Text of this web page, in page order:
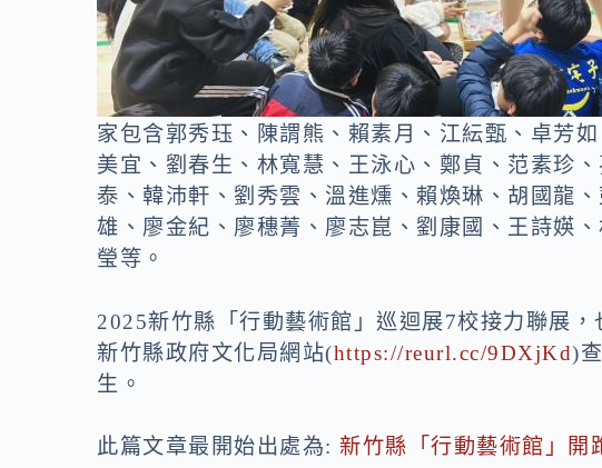
家包含郭秀珏、陳謂熊、賴素月、江紜甄、卓芳
美宜、劉春生、林寬慧、王泳心、鄭貞、范素珍
泰、韓沛軒、劉秀雲、溫進燻、賴煥琳、胡國龍
雄、廖金紀、廖穗菁、廖志崑、劉康國、王詩媖
瑩等。
2025新竹縣「行動藝術館」巡迴展7校接力聯展
新竹縣政府文化局網站(https://reurl.cc/9DXjKd)
生。
此篇文章最開始出處為:新竹縣「行動藝術館」開